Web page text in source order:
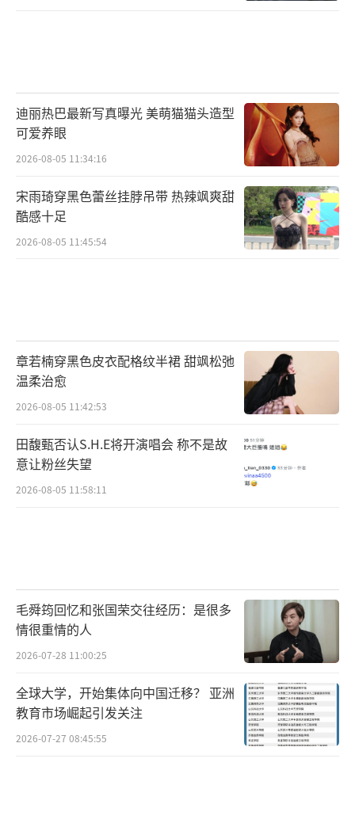
迪丽热巴最新写真曝光 美萌猫猫头造型
可爱养眼
2026-08-05 11:34:16
宋雨琦穿黑色蕾丝挂脖吊带 热辣飒爽甜
酷感十足
2026-08-05 11:45:54
章若楠穿黑色皮衣配格纹半裙 甜飒松弛
温柔治愈
2026-08-05 11:42:53
田馥甄否认S.H.E将开演唱会 称不是故
意让粉丝失望
2026-08-05 11:58:11
毛舜筠回忆和张国荣交往经历：是很多
情很重情的人
2026-07-28 11:00:25
全球大学，开始集体向中国迁移？ 亚洲
教育市场崛起引发关注
2026-07-27 08:45:55